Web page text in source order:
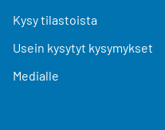
Kysy tilastoista
Usein kysytyt kysymykset
Medialle